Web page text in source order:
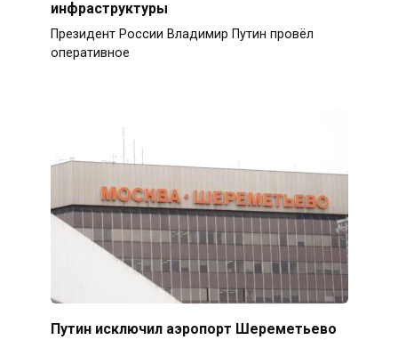
инфраструктуры
Президент России Владимир Путин провёл
оперативное
Путин исключил аэропорт Шереметьево